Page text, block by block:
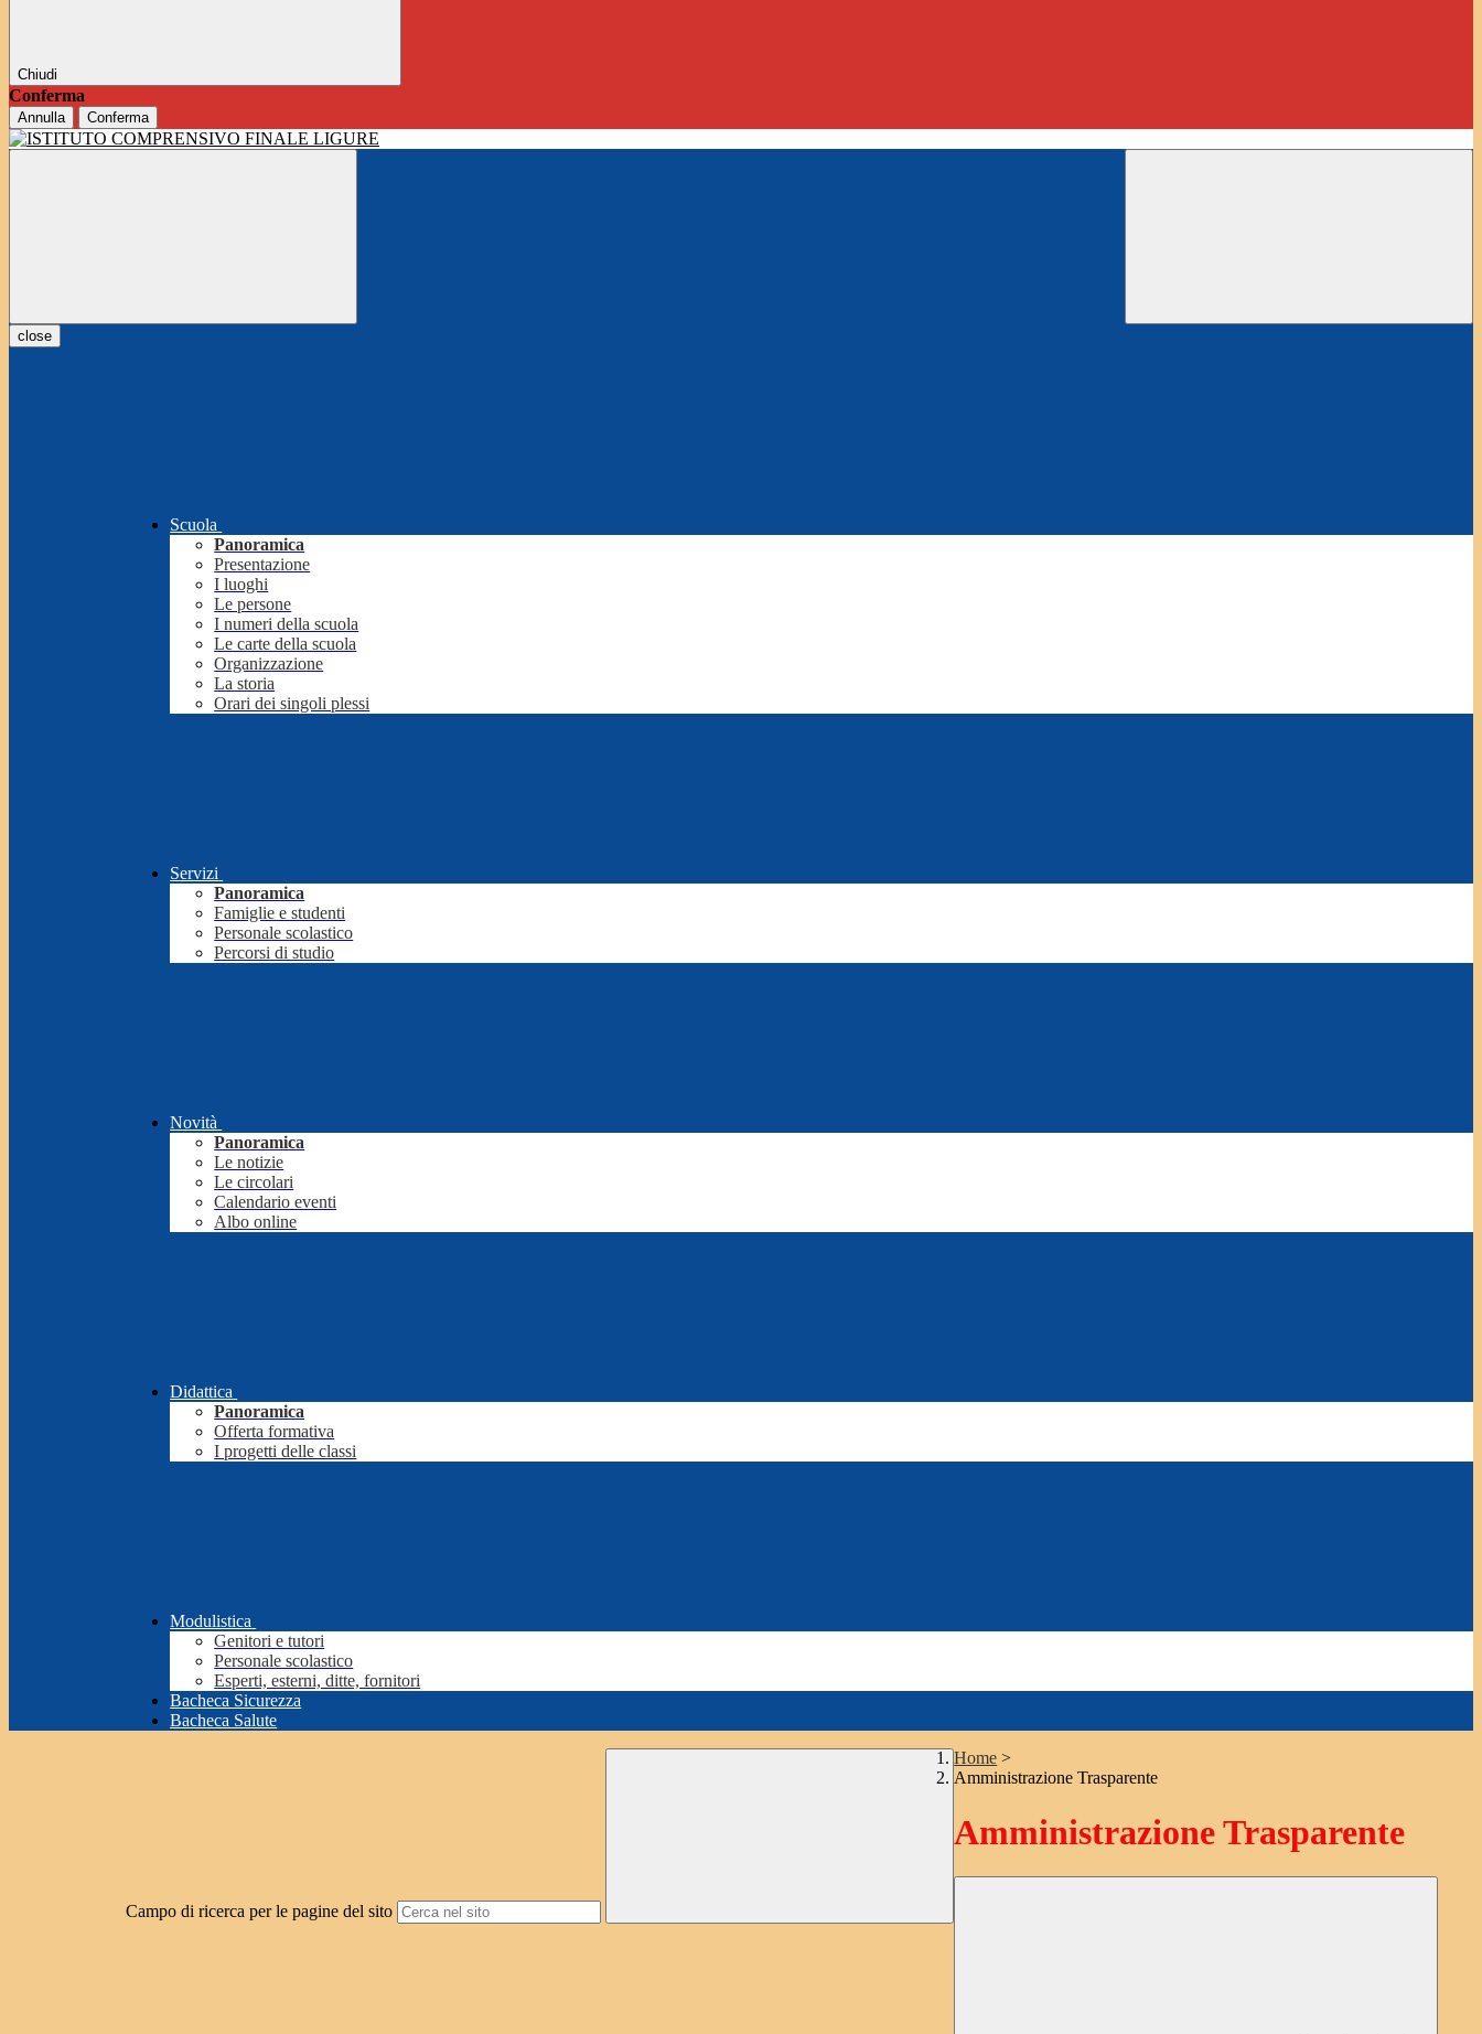
Chiudi
Conferma
Annulla Conferma
close
Scuola
Panoramica
Presentazione
I luoghi
Le persone
I numeri della scuola
Le carte della scuola
Organizzazione
La storia
Orari dei singoli plessi
Servizi
Panoramica
Famiglie e studenti
Personale scolastico
Percorsi di studio
Novità
Panoramica
Le notizie
Le circolari
Calendario eventi
Albo online
Didattica
Panoramica
Offerta formativa
I progetti delle classi
Modulistica
Genitori e tutori
Personale scolastico
Esperti, esterni, ditte, fornitori
Bacheca Sicurezza
Bacheca Salute
Campo di ricerca per le pagine del sito
Home >
Amministrazione Trasparente
Amministrazione Trasparente